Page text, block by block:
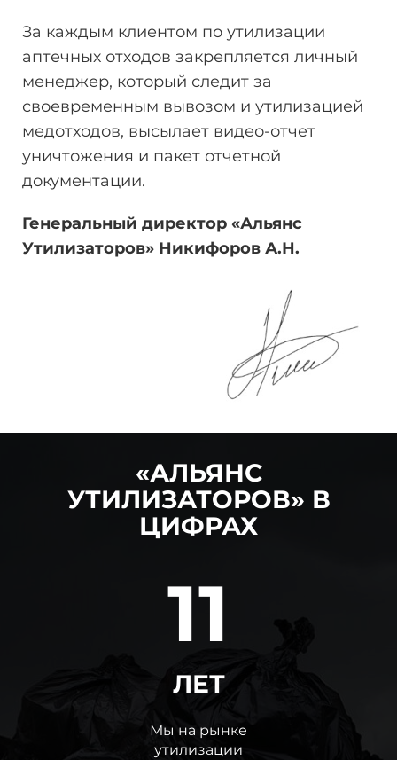
За каждым клиентом по утилизации
аптечных отходов закрепляется личный
менеджер, который следит за
своевременным вывозом и утилизацией
медотходов, высылает видео-отчет
уничтожения и пакет отчетной
документации.
Генеральный директор «Альянс
Утилизаторов» Никифоров А.Н.
«АЛЬЯНС
УТИЛИЗАТОРОВ» В
ЦИФРАХ
11
ЛЕТ
Мы на рынке
утилизации